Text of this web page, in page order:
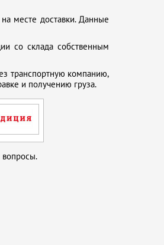
месте доставки. Данные
со склада собственным
транспортную компанию,
и получению груза.
вопросы.